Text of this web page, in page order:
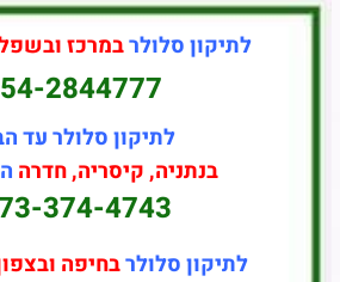
לתיקון סלולרבמרכז
2844777
לתיקון סלולר עד
בנתניה, קיסריה, חדרה
374-4743
לתיקון סלולרבחיפה